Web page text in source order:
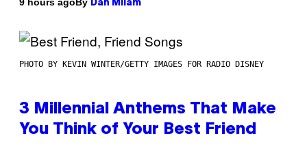
9 hours ago Dan Milam
PHOTO BY KEVIN WINTER/GETTY IMAGES FOR RADIO DISNEY
3 Millennial Anthems That Make
You Think of Your Best Friend